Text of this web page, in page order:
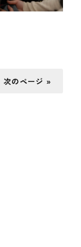
次のページ »